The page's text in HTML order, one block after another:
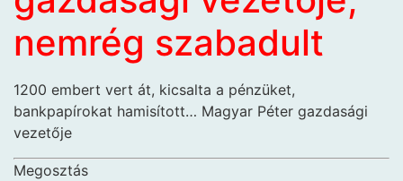
nemrég szabadult
1200 embert vert át, kicsalta a pénzüket,
bankpapírokat hamisított… Magyar Péter gazdasági
vezetője
Megosztás